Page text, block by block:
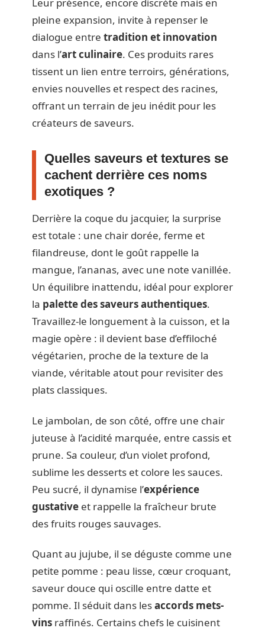
pleine expansion, invite à repenser le
dialogue entre tradition et innovation
dans l’art culinaire. Ces produits rares
tissent un lien entre terroirs, générations,
envies nouvelles et respect des racines,
offrant un terrain de jeu inédit pour les
créateurs de saveurs.
Quelles saveurs et textures se
cachent derrière ces noms
exotiques ?
Derrière la coque du jacquier, la surprise
est totale : une chair dorée, ferme et
filandreuse, dont le goût rappelle la
mangue, l’ananas, avec une note vanillée.
Un équilibre inattendu, idéal pour explorer
la palette des saveurs authentiques.
Travaillez-le longuement à la cuisson, et la
magie opère : il devient base d’effiloché
végétarien, proche de la texture de la
viande, véritable atout pour revisiter des
plats classiques.
Le jambolan, de son côté, offre une chair
juteuse à l’acidité marquée, entre cassis et
prune. Sa couleur, d’un violet profond,
sublime les desserts et colore les sauces.
Peu sucré, il dynamise l’expérience
gustative et rappelle la fraîcheur brute
des fruits rouges sauvages.
Quant au jujube, il se déguste comme une
petite pomme : peau lisse, cœur croquant,
saveur douce qui oscille entre datte et
pomme. Il séduit dans lesaccords mets-
vins raffinés. Certains chefs le cuisinent